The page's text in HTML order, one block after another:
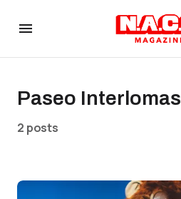
Paseo Interlomas
2 posts